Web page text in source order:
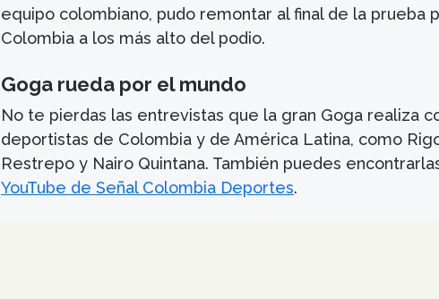
equipo colombiano, pudo remontar al final de la prueba
Colombia a los más alto del podio.
Goga rueda por el mundo
No te pierdas las entrevistas que la gran Goga realiza
deportistas de Colombia y de América Latina, como
Restrepo y Nairo Quintana. También puedes
YouTube de Señal Colombia Deportes.